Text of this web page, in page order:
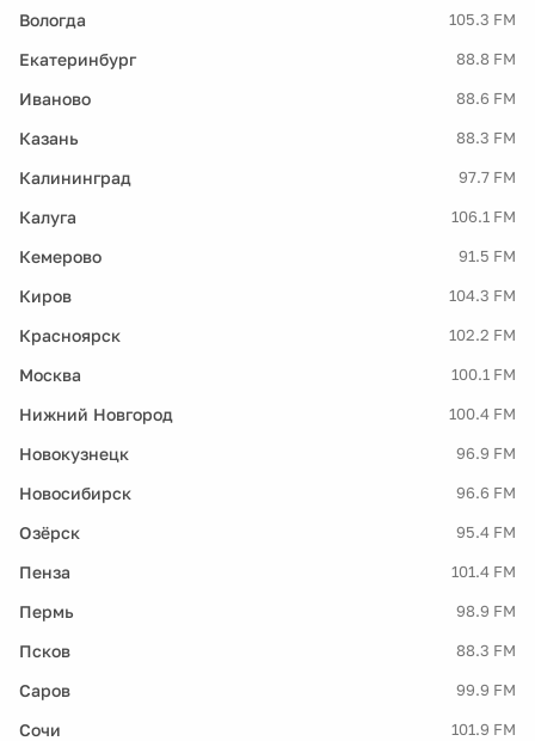
Вологда 105.3 FM
Екатеринбург 88.8 FM
Иваново 88.6 FM
Казань 88.3 FM
Калининград 97.7 FM
Калуга 106.1 FM
Кемерово 91.5 FM
Киров 104.3 FM
Красноярск 102.2 FM
Москва 100.1 FM
Нижний Новгород 100.4 FM
Новокузнецк 96.9 FM
Новосибирск 96.6 FM
Озёрск 95.4 FM
Пенза 101.4 FM
Пермь 98.9 FM
Псков 88.3 FM
Саров 99.9 FM
Сочи 101.9 FM